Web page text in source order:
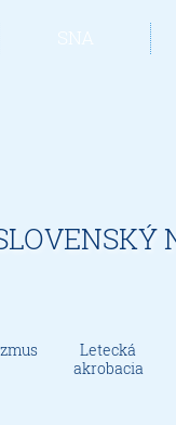
SNA
Letecká
akrobacia